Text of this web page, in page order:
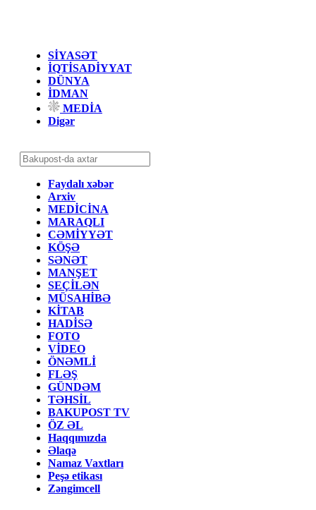
SİYASƏT
İQTİSADİYYAT
DÜNYA
İDMAN
MEDİA
Digər
Faydalı xəbər
Arxiv
MEDİCİNA
MARAQLI
CƏMİYYƏT
KÖŞƏ
SƏNƏT
MANŞET
SEÇİLƏN
MÜSAHİBƏ
KİTAB
HADİSƏ
FOTO
VİDEO
ÖNƏMLİ
FLƏŞ
GÜNDƏM
TƏHSİL
BAKUPOST TV
ÖZ ƏL
Haqqımızda
Əlaqə
Namaz Vaxtları
Peşə etikası
Zəngimcell